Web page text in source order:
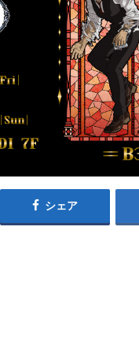
シェア